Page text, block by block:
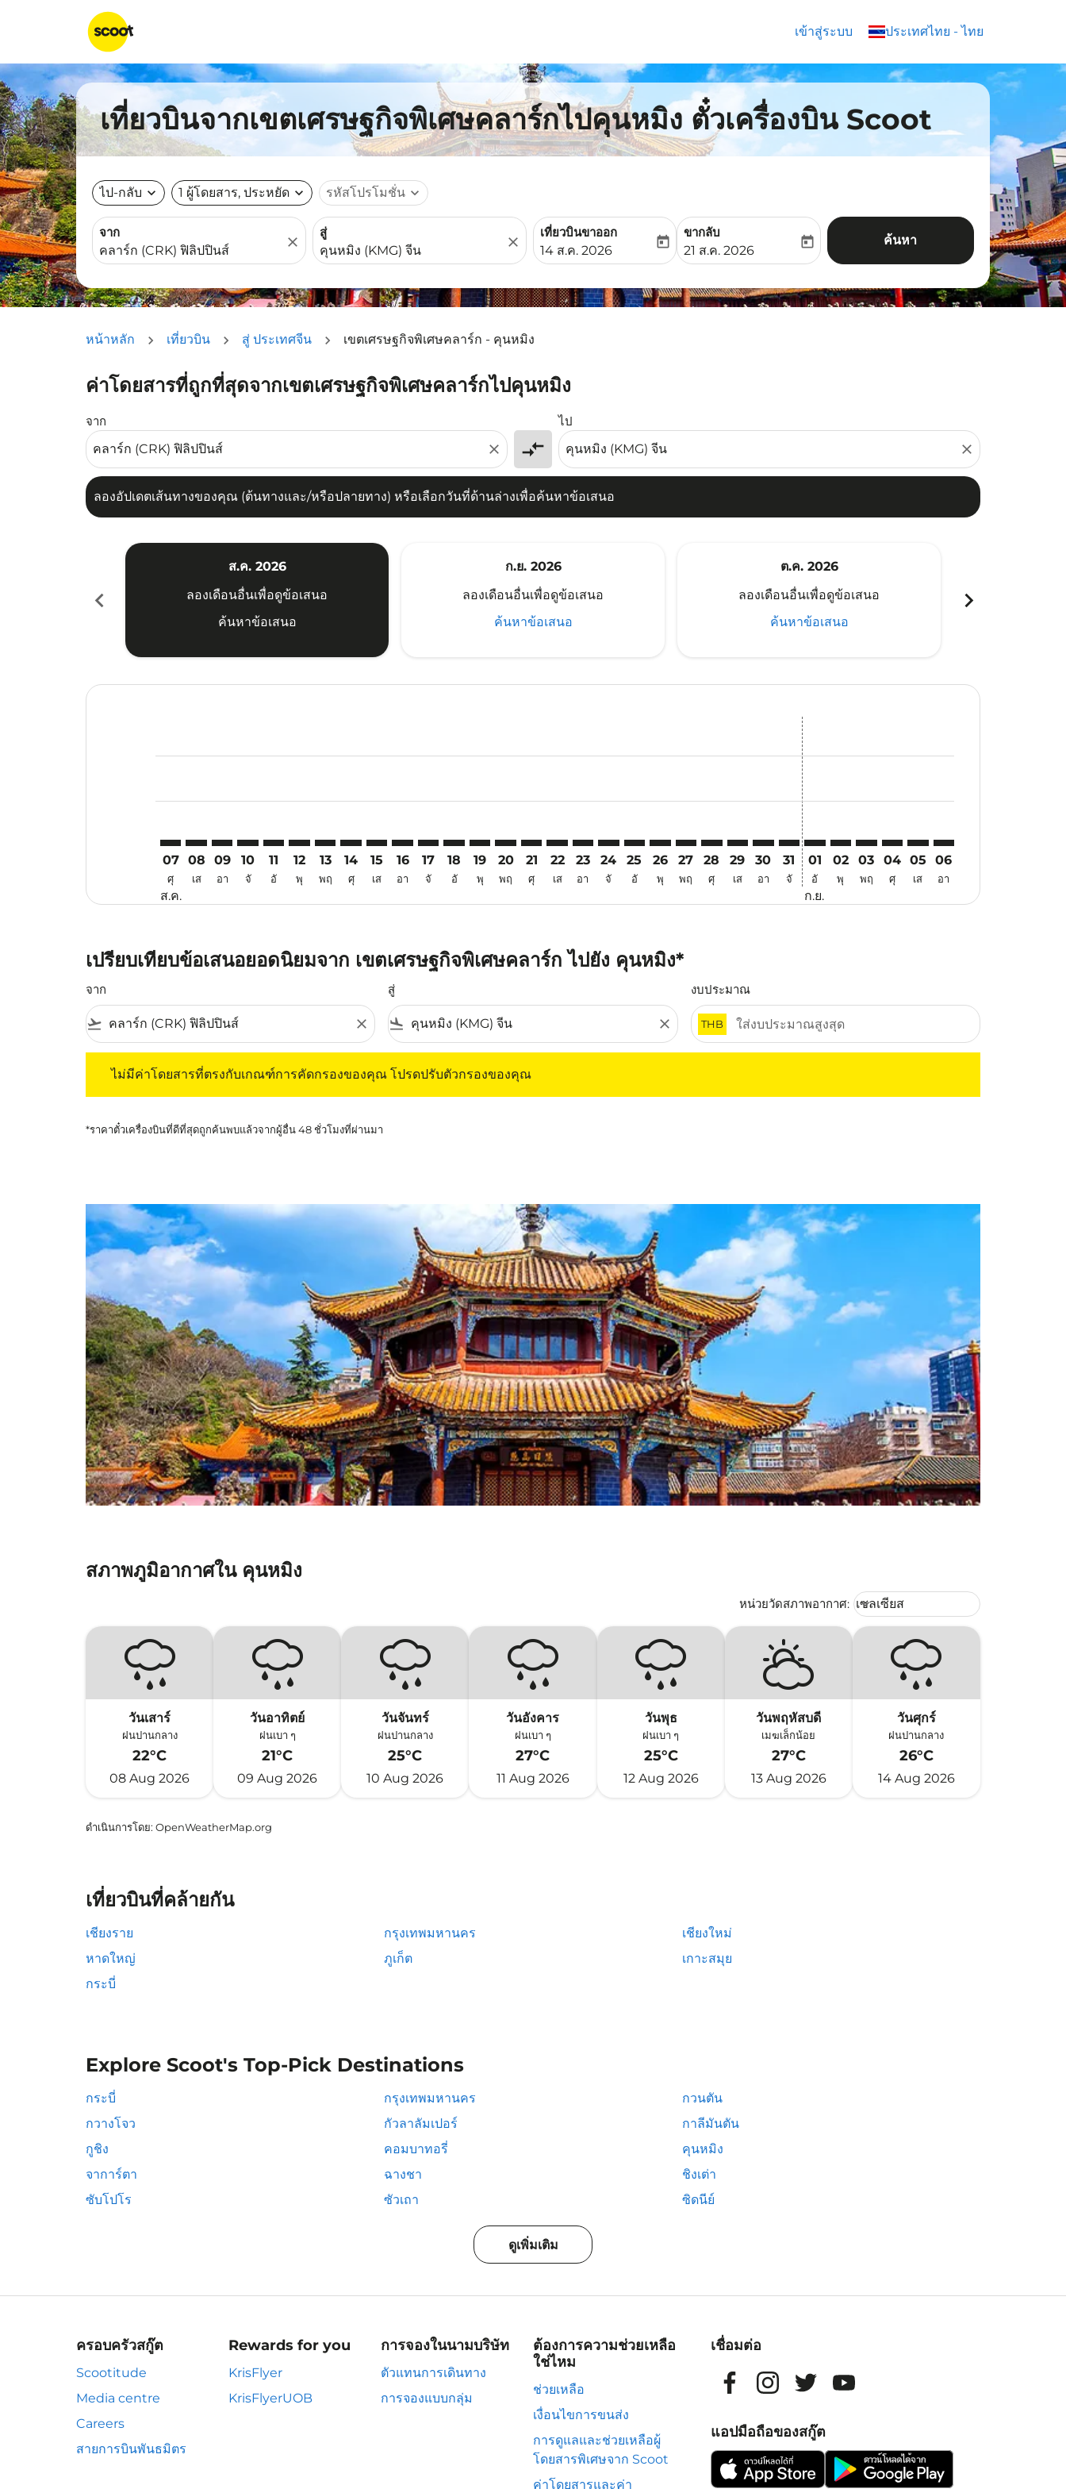
เข้าสู่ระบบ ประเทศไทย - ไทย
keyboard_arrow_down
เที่ยวบินจากเขตเศรษฐกิจพิเศษคลาร์กไปคุนหมิง ตั๋วเครื่องบิน Scoot
ไป-กลับ expand_more 1 ผู้โดยสาร, ประหยัด expand_more รหัสโปรโมชั่น expand_more
จาก
close
สู่
close
เที่ยวบินขาออก
fc-booking-departure-date-aria-label
14 ส.ค. 2026
today
ขากลับ
fc-booking-return-date-aria-label
21 ส.ค. 2026
today ค้นหา
หน้าหลัก เที่ยวบิน สู่ ประเทศจีน เขตเศรษฐกิจพิเศษคลาร์ก - คุนหมิง
ค่าโดยสารที่ถูกที่สุดจากเขตเศรษฐกิจพิเศษคลาร์กไปคุนหมิง
จาก
close compare_arrows
ไป
close
ลองอัปเดตเส้นทางของคุณ (ต้นทางและ/หรือปลายทาง) หรือเลือกวันที่ด้านล่างเพื่อค้นหาข้อเสนอ
ลองอัปเดตเส้นทางของคุณ (ต้นทางและ/หรือปลายทาง) หรือเลือกวันที่ด้านล่างเพื่อค้นหาข้อเสนอ
chevron_left
ส.ค. 2026
ลองเดือนอื่นเพื่อดูข้อเสนอ
ค้นหาข้อเสนอ
ก.ย. 2026
ลองเดือนอื่นเพื่อดูข้อเสนอ
ค้นหาข้อเสนอ
ต.ค. 2026
ลองเดือนอื่นเพื่อดูข้อเสนอ
ค้นหาข้อเสนอ
chevron_right
07
ศุ
ส.ค.
08
เส
09
อา
10
จั
11
อั
12
พุ
13
พฤ
14
ศุ
15
เส
16
อา
17
จั
18
อั
19
พุ
CRK–KMG: cmp-view-offers-disclaimer. ค้นหาข้อเสนอ
20
พฤ
CRK–KMG: cmp-view-offers-disclaimer. ค้นหาข้อเสนอ
21
ศุ
CRK–KMG: cmp-view-offers-disclaimer. ค้นหาข้อเสนอ
22
เส
CRK–KMG: cmp-view-offers-disclaimer. ค้นหาข้อเสนอ
23
อา
CRK–KMG: cmp-view-offers-disclaimer. ค้นหาข้อเสนอ
24
จั
CRK–KMG: cmp-view-offers-disclaimer. ค้นหาข้อเสนอ
25
อั
CRK–KMG: cmp-view-offers-disclaimer. ค้นหาข้อเสนอ
26
พุ
CRK–KMG: cmp-view-offers-disclaimer. ค้นหาข้อเสนอ
27
พฤ
CRK–KMG: cmp-view-offers-disclaimer. ค้นหาข้อเสนอ
28
ศุ
CRK–KMG: cmp-view-offers-disclaimer. ค้นหาข้อเสนอ
29
เส
CRK–KMG: cmp-view-offers-disclaimer. ค้นหาข้อเสนอ
30
อา
CRK–KMG: cmp-view-offers-disclaimer. ค้นหาข้อ
31
จั
01
อั
ก.ย.
02
พุ
03
พฤ
04
ศุ
05
เส
06
อา
เปรียบเทียบข้อเสนอยอดนิยมจาก เขตเศรษฐกิจพิเศษคลาร์ก ไปยัง คุนหมิง*
จาก
flight_takeoff close
สู่
flight_land close
งบประมาณ
THB
ไม่มีค่าโดยสารที่ตรงกับเกณฑ์การคัดกรองของคุณ โปรดปรับตัวกรองของคุณ
*ราคาตั๋วเครื่องบินที่ดีที่สุดถูกค้นพบแล้วจากผู้อื่น 48 ชั่วโมงที่ผ่านมา
สภาพภูมิอากาศใน คุนหมิง
หน่วยวัดสภาพอากาศ: Weather unit option เซลเซียส
เซลเซียส
keyboard_arrow_down
วันเสาร์
ฝนปานกลาง
22°C
08 Aug 2026
วันอาทิตย์
ฝนเบา ๆ
21°C
09 Aug 2026
วันจันทร์
ฝนปานกลาง
25°C
10 Aug 2026
วันอังคาร
ฝนเบา ๆ
27°C
11 Aug 2026
วันพุธ
ฝนเบา ๆ
25°C
12 Aug 2026
วันพฤหัสบดี
เมฆเล็กน้อย
27°C
13 Aug 2026
วันศุกร์
ฝนปานกลาง
26°C
14 Aug 2026
ดำเนินการโดย: OpenWeatherMap.org
เที่ยวบินที่คล้ายกัน
เชียงราย กรุงเทพมหานคร
เชียงใหม่
หาดใหญ่
ภูเก็ต
เกาะสมุย
กระบี่
Explore Scoot's Top-Pick Destinations
กระบี่ กรุงเทพมหานคร
กวนตัน
กวางโจว
กัวลาลัมเปอร์
กาลีมันตัน
กูชิง
คอมบาทอรี่
คุนหมิง
จาการ์ตา
ฉางชา
ชิงเต่า
ซับโปโร
ซัวเถา ซิดนีย์
ดูเพิ่มเติม
ครอบครัวสกู๊ต
Scootitude
Media centre
Careers
สายการบินพันธมิตร
Rewards for you
KrisFlyer
KrisFlyerUOB
การจองในนามบริษัท
ตัวแทนการเดินทาง
การจองแบบกลุ่ม
ต้องการความช่วยเหลือ
ใช่ไหม
ช่วยเหลือ
เงื่อนไขการขนส่ง
การดูแลและช่วยเหลือผู้
โดยสารพิเศษจาก Scoot
ค่าโดยสารและค่า
เชื่อมต่อ
แอปมือถือของสกู๊ต